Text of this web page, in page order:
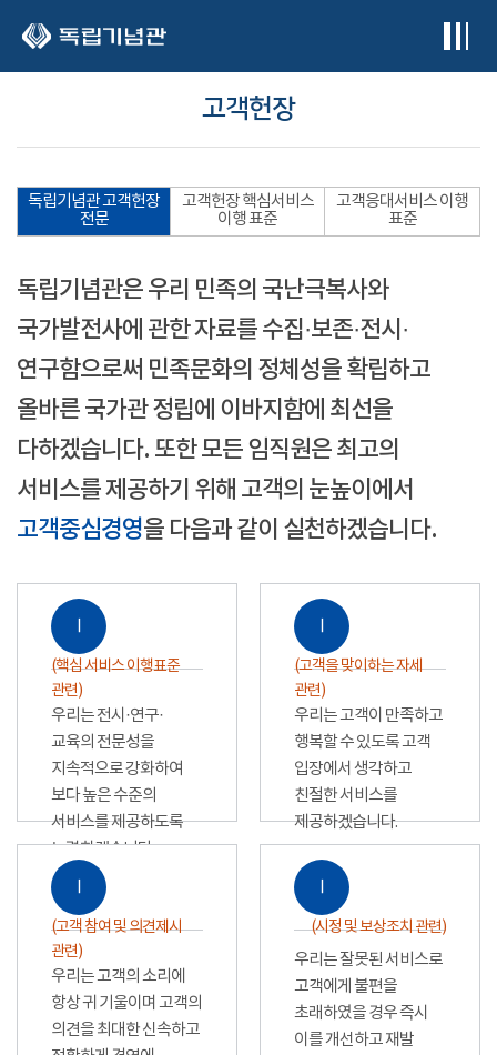
고객헌장
독립기념관 고객헌장
전문
고객헌장 핵심서비스
이행 표준
고객응대서비스 이행
표준
독립기념관은 우리 민족의 국난극복사와
국가발전사에 관한 자료를 수집·보존·전시·
연구함으로써 민족문화의 정체성을 확립하고
올바른 국가관 정립에 이바지함에 최선을
다하겠습니다. 또한 모든 임직원은 최고의
서비스를 제공하기 위해 고객의 눈높이에서
고객중심경영을 다음과 같이 실천하겠습니다.
Ⅰ
(핵심 서비스 이행표준
관련)
우리는 전시·연구·
교육의 전문성을
지속적으로 강화하여
보다 높은 수준의
서비스를 제공하도록
노력하겠습니다.
Ⅰ
(고객을 맞이하는 자세
관련)
우리는 고객이 만족하고
행복할 수 있도록 고객
입장에서 생각하고
친절한 서비스를
제공하겠습니다.
Ⅰ
(고객 참여 및 의견제시
관련)
우리는 고객의 소리에
항상 귀 기울이며 고객의
의견을 최대한 신속하고
Ⅰ
(시정 및 보상조치 관련)
우리는 잘못된 서비스로
고객에게 불편을
초래하였을 경우 즉시
이를 개선하고 재발